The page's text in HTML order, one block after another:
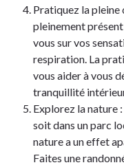
Pratiquez la pleine
pleinement
vous sur vos
respiration. La
vous aider à vous
tranquillité
Explorez la nature
soit dans un parc
nature a un effet
Faites une